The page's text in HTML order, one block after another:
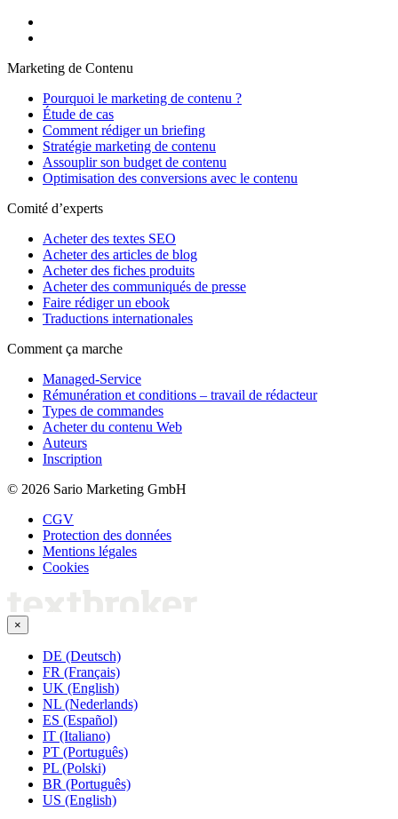
Marketing de Contenu
Pourquoi le marketing de contenu ?
Étude de cas
Comment rédiger un briefing
Stratégie marketing de contenu
Assouplir son budget de contenu
Optimisation des conversions avec le contenu
Comité d’experts
Acheter des textes SEO
Acheter des articles de blog
Acheter des fiches produits
Acheter des communiqués de presse
Faire rédiger un ebook
Traductions internationales
Comment ça marche
Managed-Service
Rémunération et conditions – travail de rédacteur
Types de commandes
Acheter du contenu Web
Auteurs
Inscription
© 2026 Sario Marketing GmbH
CGV
Protection des données
Mentions légales
Cookies
×
DE (Deutsch)
FR (Français)
UK (English)
NL (Nederlands)
ES (Español)
IT (Italiano)
PT (Português)
PL (Polski)
BR (Português)
US (English)